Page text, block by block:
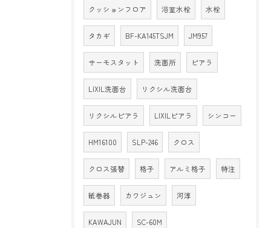
クッションフロア 浴室水栓 水栓
タカギ BF-KA145TSJM JM957
サーモスタット 洗面所 ピアラ
LIXIL洗面台 リクシル洗面台
リクシルピアラ LIXILピアラ シンコー
HM16100 SLP-246 クロス
クロス張替 格子 アルミ格子 特注
紙巻器 カワジュン 河淳
KAWAJUN SC-60M